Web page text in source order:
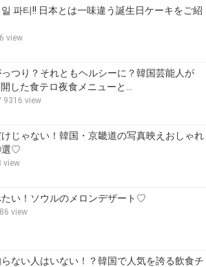
파티!! 日本とは一味違う誕生日ケーキをご紹
view
つり？それともヘルシーに？韓国芸能人が
した食テロ夜食メニューと…
9316 view
けじゃない！韓国・京畿道の写真映えおしゃれ
選♡
view
たい！ソウルのメロンデザート♡‬
view
ない人はいない！？韓国で人気を誇る飲食チ